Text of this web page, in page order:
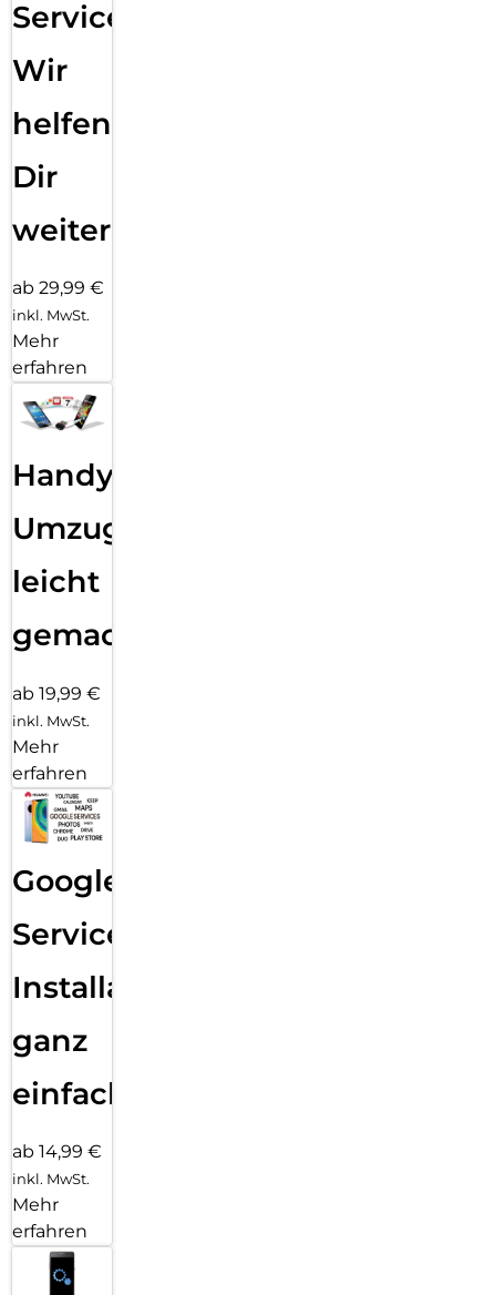
Service:
Wir
helfen
Dir
weiter
ab 29,99 €
inkl. MwSt.
Mehr
erfahren
Handy
Umzug
leicht
gemacht!
ab 19,99 €
inkl. MwSt.
Mehr
erfahren
Google
Services
Installation
ganz
einfach
ab 14,99 €
inkl. MwSt.
Mehr
erfahren